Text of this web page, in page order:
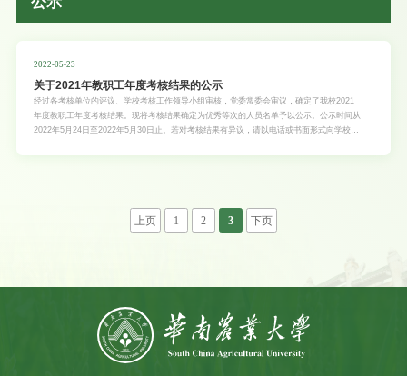
2022-05-23
关于2021年教职工年度考核结果的公示
经过各考核单位的评议、学校考核工作领导小组审核，党委常委会审议，确定了我校2021
年度教职工年度考核结果。现将考核结果确定为优秀等次的人员名单予以公示。公示时间从
2022年5月24日至2022年5月30日止。若对考核结果有异议，请以电话或书面形式向学校人
上页 1 2 3 下页